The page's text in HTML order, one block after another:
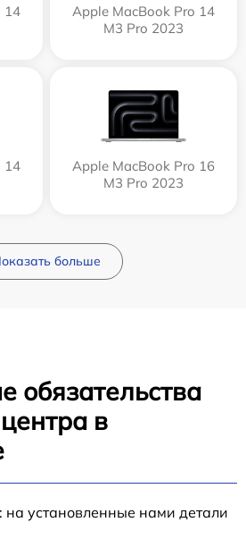
14
Apple MacBook Pro 14
M3 Pro 2023
14
Apple MacBook Pro 16
M3 Pro 2023
больше
обязательства
в
на установленные нами детали